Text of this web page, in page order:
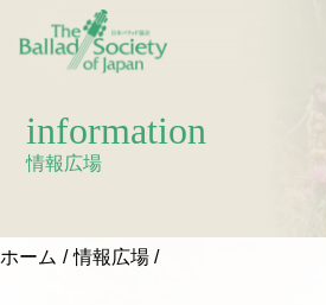
information
情報広場
ホーム 情報広場